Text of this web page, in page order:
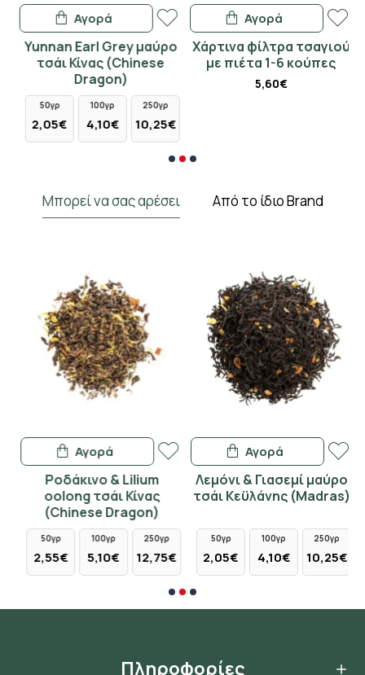
Yunnan Earl Grey μαύρο
τσάι Κίνας (Chinese
Dragon)
50γρ
2,05€
100γρ
4,10€
250γρ
10,25€
Αγορά
Χάρτινα φίλτρα τσαγιού
με πιέτα 1-6 κούπες
5,60€
Αγορά
Μπορεί να σας αρέσει Από το ίδιο Brand
Ροδάκινο & Lilium
oolong τσάι Κίνας
(Chinese Dragon)
50γρ
2,55€
100γρ
5,10€
250γρ
12,75€
Αγορά
Λεμόνι & Γιασεμί μαύρο
τσάι Κεϋλάνης (Madras)
50γρ
2,05€
100γρ
4,10€
250γρ
10,25€
Αγορά
Πληροφορίες